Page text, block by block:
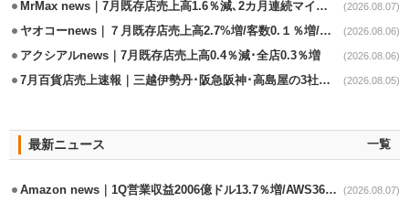
MrMax news｜7月既存店売上高1.6％減､2カ月連続マイナス (2026.08.07)
ヤオコーnews｜７月既存店売上高2.7%増/客数0.１％増/客単価2.6％増 (2026.08.06)
アクシアルnews｜7月既存店売上高0.4％減･全店0.3％増 (2026.08.06)
7月百貨店売上速報｜三越伊勢丹･阪急阪神･高島屋の3社は増収 (2026.08.05)
最新ニュース 一覧
Amazon news｜1Q営業収益2006億ドル13.7％増/AWS36.8％％増が貢献 (2026.08.07)